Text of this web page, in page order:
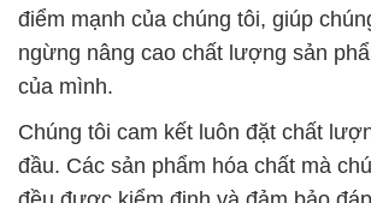
điểm mạnh của chúng tôi, giúp
ngừng nâng cao chất lượng sản
của mình.
Chúng tôi cam kết luôn đặt chất
đầu. Các sản phẩm hóa chất mà